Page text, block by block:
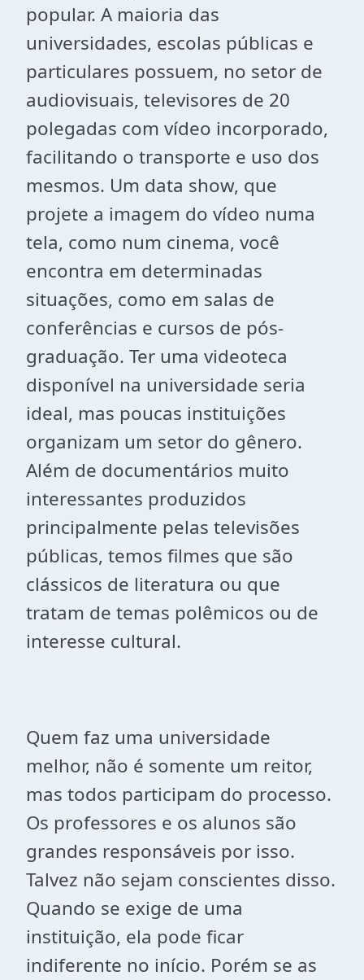
popular. A maioria das
universidades, escolas públicas e
particulares possuem, no setor de
audiovisuais, televisores de 20
polegadas com vídeo incorporado,
facilitando o transporte e uso dos
mesmos. Um data show, que
projete a imagem do vídeo numa
tela, como num cinema, você
encontra em determinadas
situações, como em salas de
conferências e cursos de pós-
graduação. Ter uma videoteca
disponível na universidade seria
ideal, mas poucas instituições
organizam um setor do gênero.
Além de documentários muito
interessantes produzidos
principalmente pelas televisões
públicas, temos filmes que são
clássicos de literatura ou que
tratam de temas polêmicos ou de
interesse cultural.
Quem faz uma universidade
melhor, não é somente um reitor,
mas todos participam do processo.
Os professores e os alunos são
grandes responsáveis por isso.
Talvez não sejam conscientes disso.
Quando se exige de uma
instituição, ela pode ficar
indiferente no início. Porém se as